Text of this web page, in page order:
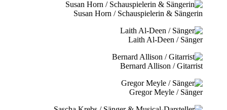
Susan Horn / Schauspielerin & Sängerin
Laith Al-Deen / Sänger
Bernard Allison / Gitarrist
Gregor Meyle / Sänger